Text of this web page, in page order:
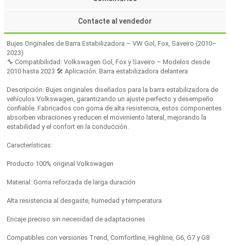
Contacte al vendedor
Bujes Originales de Barra Estabilizadora – VW Gol, Fox, Saveiro (2010–
2023)
🔧 Compatibilidad: Volkswagen Gol, Fox y Saveiro – Modelos desde
2010 hasta 2023 🛠️ Aplicación: Barra estabilizadora delantera
Descripción: Bujes originales diseñados para la barra estabilizadora de
vehículos Volkswagen, garantizando un ajuste perfecto y desempeño
confiable. Fabricados con goma de alta resistencia, estos componentes
absorben vibraciones y reducen el movimiento lateral, mejorando la
estabilidad y el confort en la conducción.
Características:
Producto 100% original Volkswagen
Material: Goma reforzada de larga duración
Alta resistencia al desgaste, humedad y temperatura
Encaje preciso sin necesidad de adaptaciones
Compatibles con versiones Trend, Comfortline, Highline, G6, G7 y G8